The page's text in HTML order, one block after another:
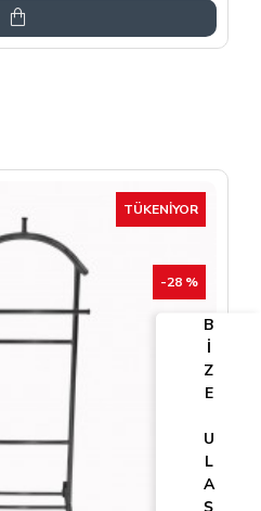
TÜKENIYOR
-25 %
B
İ
Z
E
U
L
A